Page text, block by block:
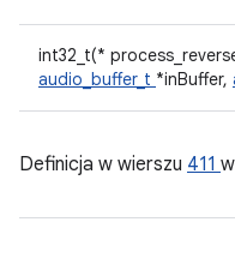
int32_t(*
audio_buffer_t *inBuffer,
Definicja w wierszu 411